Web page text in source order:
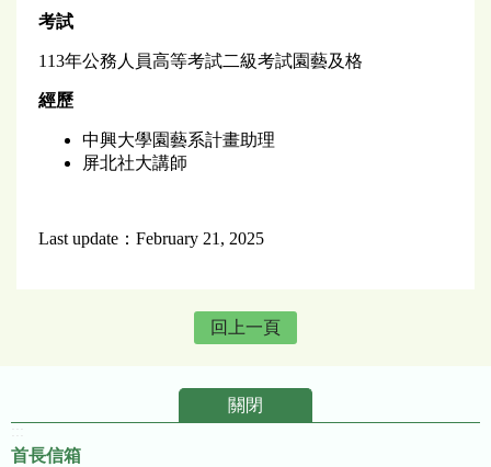
考試
113年公務人員高等考試二級考試園藝及格
經歷
中興大學園藝系計畫助理
屏北社大講師
Last update：February 21, 2025
回上一頁
關閉
首長信箱